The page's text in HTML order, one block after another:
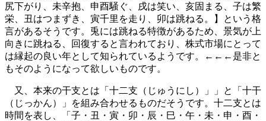
尻下がり、未辛抱、申酉騒ぐ、戌は笑い、亥固まる、子は繁
栄、丑はつまずき、寅千里を走り、卯は跳ねる。】という格
言があるそうです。兎には跳ねる特徴があるため、景気が上
向きに跳ねる、回復すると言われており、株式市場にとって
は縁起の良い年として知られているようです。←←←是非と
もそのようになって欲しいものです。
又、本来の干支とは「十二支（じゅうにし）」」と「十干
（じっかん）」を組み合わせるものだそうです。十二支とは
時間を表し、「子・丑・寅・卯・辰・巳・午・未・申・酉・